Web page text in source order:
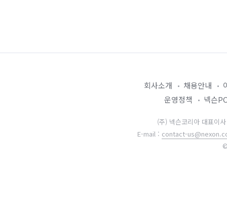
회사소개 채용안내
운영정책
넥슨
(주) 넥슨코리아 대표이
E-mail : contact-